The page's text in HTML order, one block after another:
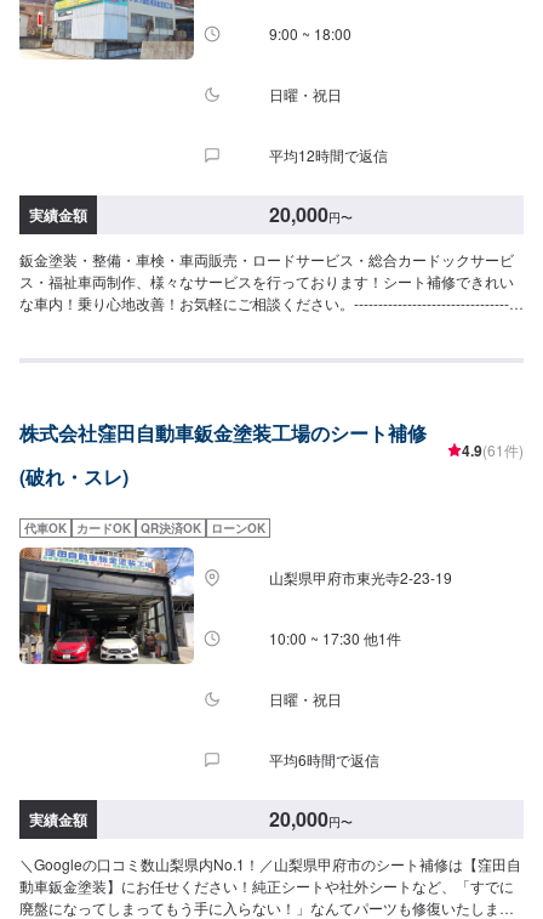
9:00 ~ 18:00
日曜・祝日
平均12時間で返信
実績金額 20,000円〜
鈑金塗装・整備・車検・車両販売・ロードサービス・総合カードックサービ
ス・福祉車両制作、様々なサービスを行っております！シート補修できれい
な車内！乗り心地改善！お気軽にご相談ください。-----------------------------------
～３日程度で納車いたします。車種や状態により納期が前後する場合がござ
株式会社窪田自動車鈑金塗装工場のシート補修
(破れ・スレ)
4.9(61件)
代車OK カードOK QR決済OK ローンOK
山梨県甲府市東光寺2-23-19
10:00 ~ 17:30 他1件
日曜・祝日
平均6時間で返信
実績金額 20,000円〜
＼Googleの口コミ数山梨県内No.1！／山梨県甲府市のシート補修は【窪田自
動車鈑金塗装】にお任せください！純正シートや社外シートなど、「すでに
廃盤になってしまってもう手に入らない！」なんてパーツも修復いたしま